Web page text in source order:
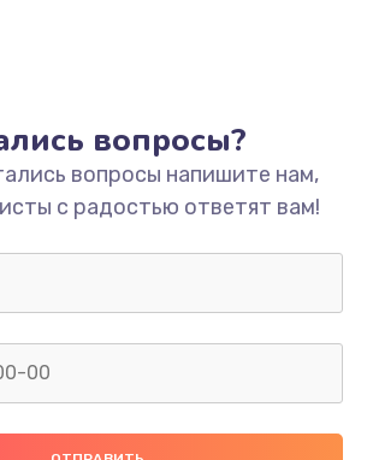
вопросы?
вопросы напишите нам,
с радостью ответят вам!